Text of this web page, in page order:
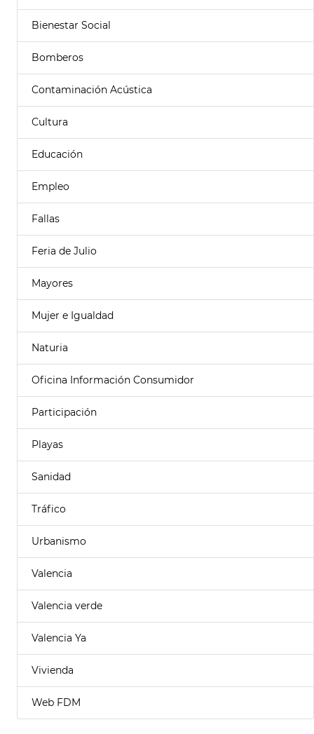
Bienestar Social
Bomberos
Contaminación Acústica
Cultura
Educación
Empleo
Fallas
Feria de Julio
Mayores
Mujer e Igualdad
Naturia
Oficina Información Consumidor
Participación
Playas
Sanidad
Tráfico
Urbanismo
Valencia
Valencia verde
Valencia Ya
Vivienda
Web FDM